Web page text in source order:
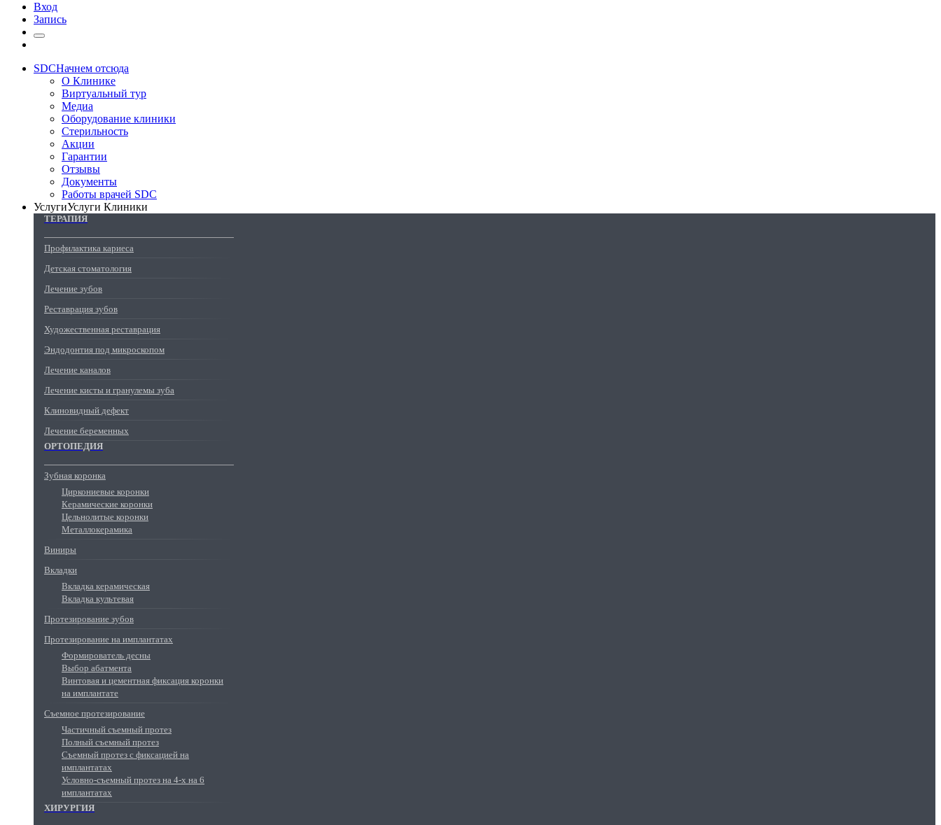
Вход
Запись
SDCНачнем отсюда
О Клинике
Виртуальный тур
Медиа
Оборудование клиники
Стерильность
Акции
Гарантии
Отзывы
Документы
Работы врачей SDC
УслугиУслуги Клиники
ТЕРАПИЯ
Профилактика кариеса
Детская стоматология
Лечение зубов
Реставрация зубов
Художественная реставрация
Эндодонтия под микроскопом
Лечение каналов
Лечение кисты и гранулемы зуба
Клиновидный дефект
Лечение беременных
ОРТОПЕДИЯ
Зубная коронка
Циркониевые коронки
Керамические коронки
Цельнолитые коронки
Металлокерамика
Виниры
Вкладки
Вкладка керамическая
Вкладка культевая
Протезирование зубов
Протезирование на имплантатах
Формирователь десны
Выбор абатмента
Винтовая и цементная фиксация коронки
на имплантате
Съемное протезирование
Частичный съемный протез
Полный съемный протез
Съемный протез с фиксацией на
имплантатах
Условно-съемный протез на 4-х на 6
имплантатах
ХИРУРГИЯ